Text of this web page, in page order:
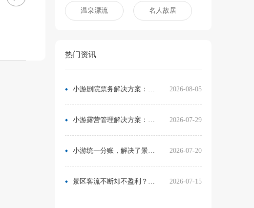
温泉漂流 名人故居
热门资讯
小游剧院票务解决方案：让观众像买电影票一样选座 2026-08-05
小游露营管理解决方案：无需再用Excel管营位 2026-07-29
小游统一分账，解决了景区在多渠道合作中的资金管理难题 2026-07-20
景区客流不断却不盈利？靠一卡通盘活二消，真实案例营收翻倍 2026-07-15